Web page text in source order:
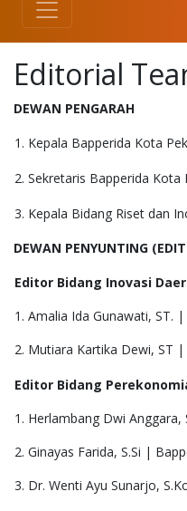
Editorial
DEWAN PENGARAH
1. Kepala Bapperida Kota
2. Sekretaris Bapperida Kota
3. Kepala Bidang Riset dan
DEWAN PENYUNTING
Editor Bidang Inovasi
1. Amalia Ida Gunawati, ST.
2. Mutiara Kartika Dewi, ST
Editor Bidang
1. Herlambang Dwi
2. Ginayas Farida, S.Si |
3. Dr. Wenti Ayu Sunarjo,